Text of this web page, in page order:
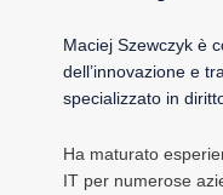
Maciej Szewczyk è
dell’innovazione e
specializzato in
Ha maturato
IT per numerose